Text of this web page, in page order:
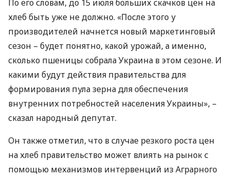
По его словам, до 15 июля больших скачков цен на
хлеб быть уже не должно. «После этого у
производителей начнется новый маркетинговый
сезон – будет понятно, какой урожай, а именно,
сколько пшеницы собрала Украина в этом сезоне. И
какими будут действия правительства для
формирования пула зерна для обеспечения
внутренних потребностей населения Украины», –
сказал народный депутат.
Он также отметил, что в случае резкого роста цен
на хлеб правительство может влиять на рынок с
помощью механизмов интервенций из Аграрного